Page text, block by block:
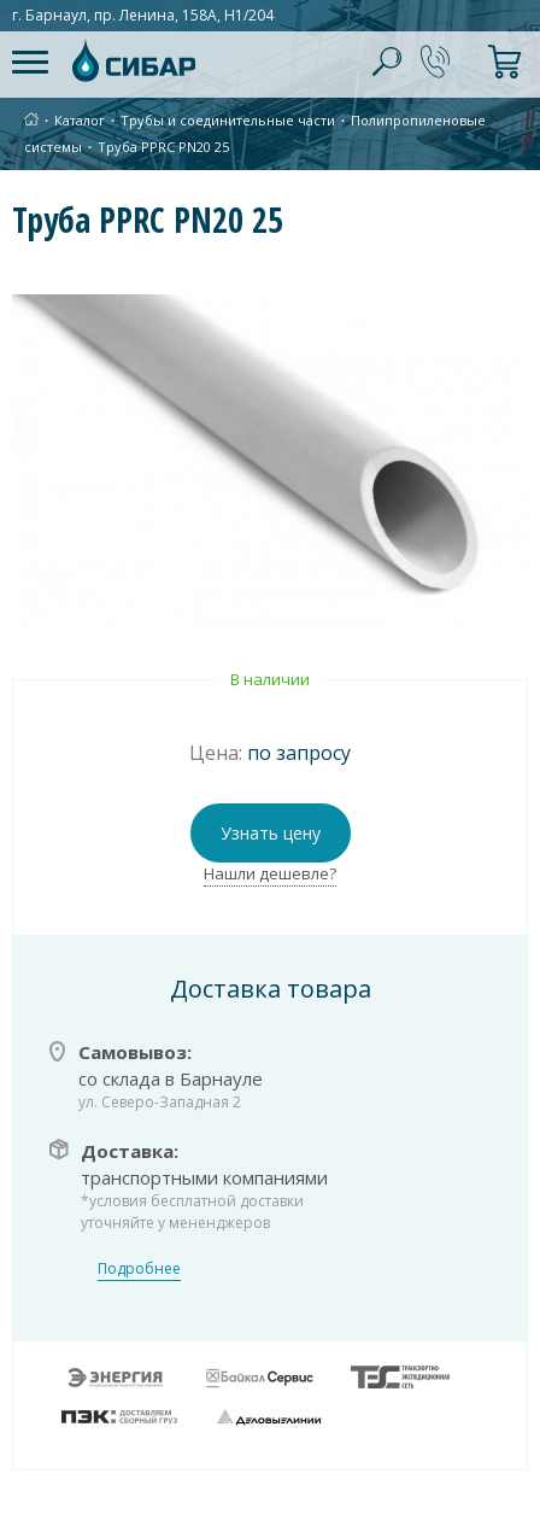
г. Барнаул, пр. Ленина, 158А, Н1/204
∙ Каталог ∙Трубы и соединительные части ∙Полипропиленовые
системы ∙Труба PPRC PN20 25
Труба PPRC PN20 25
В наличии
Цена: по запросу
Узнать цену
Нашли дешевле?
Доставка товара
Самовывоз:
со склада в Барнауле
ул. Северо-Западная 2
Доставка:
транспортными компаниями
*условия бесплатной доставки
уточняйте у мененджеров
Подробнее